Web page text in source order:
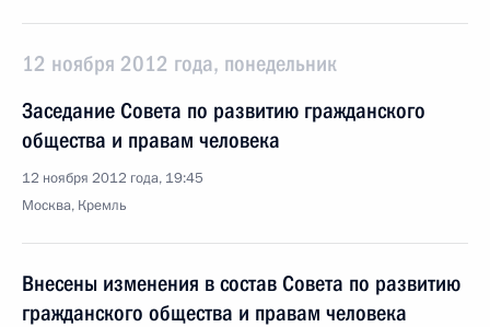
12 ноября 2012 года, понедельник
Заседание Совета по развитию гражданского
общества и правам человека
12 ноября 2012 года, 19:45
Москва, Кремль
Внесены изменения в состав Совета по развитию
гражданского общества и правам человека